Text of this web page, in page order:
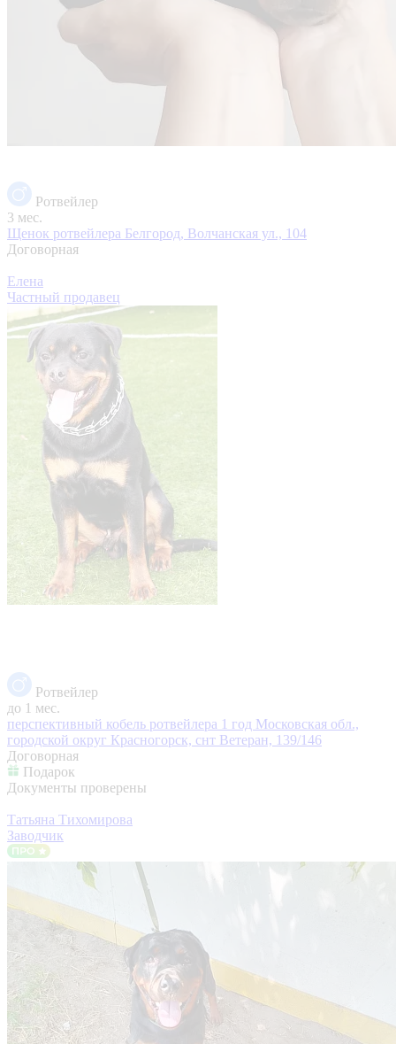
Ротвейлер
3 мес.
Щенок ротвейлера Белгород, Волчанская ул., 104
Договорная
Елена
Частный продавец
Ротвейлер
до 1 мес.
перспективный кобель ротвейлера 1 год Московская обл.,
городской округ Красногорск, снт Ветеран, 139/146
Договорная
Подарок
Документы проверены
Татьяна Тихомирова
Заводчик